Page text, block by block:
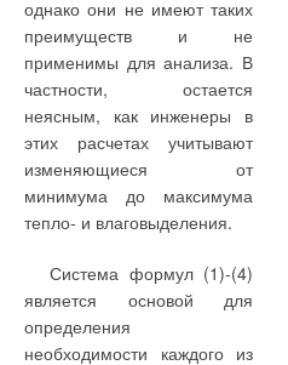
однако они не имеют таких
преимуществ и не
применимы для анализа. В
частности, остается
неясным, как инженеры в
этих расчетах учитывают
изменяющиеся от
минимума до максимума
тепло- и влаговыделения.
Система формул (1)-(4)
является основой для
определения
необходимости каждого из
несбалансированные
составляющие затрат.
Удельные затраты в
резервуарные системы
газоснабжения (З р, руб/т),
включают: затраты по ГНС
(ЗрГНС), автомобильному
транспорту (Зра.т
р.у), наружным и
внутридомовым
газопроводам (З
взвешенных веществ,
задержанных загрузкой
фильтра, использовались
данные аккредитованной
лаборатории по
содержанию взвешенных
веществ в биоочищенной
сточной воде (выход
вторичных отстойников) и
концентрации возвратного
ила на второй очереди
очистных сооружений.
Полученные результаты